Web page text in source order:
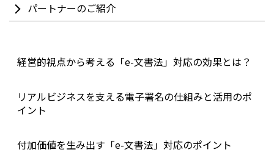
パートナーのご紹介
経営的視点から考える「e-文書法」対応の効果とは？
リアルビジネスを支える電子署名の仕組みと活用のポ
イント
付加価値を生み出す「e-文書法」対応のポイント